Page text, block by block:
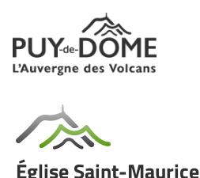
Panneau de gestion des cookies
Église Saint-Maurice